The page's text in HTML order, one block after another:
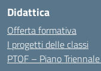
Didattica
Offerta formativa
I progetti delle classi
PTOF – Piano